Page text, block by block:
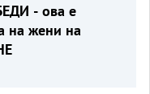
- ова е
на жени на